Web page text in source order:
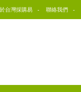
台灣採購易 聯絡我們